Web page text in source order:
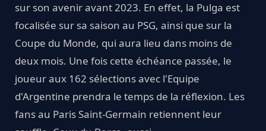
sur son avenir avant 2023. En effet, la Pulga est
focalisée sur sa saison au PSG, ainsi que sur la
Coupe du Monde, qui aura lieu dans moins de
deux mois. Une fois cette échéance passée, le
joueur aux 162 sélections avec l'Equipe
d'Argentine prendra le temps de la réflexion. Les
fans au Paris Saint-Germain retiennent leur